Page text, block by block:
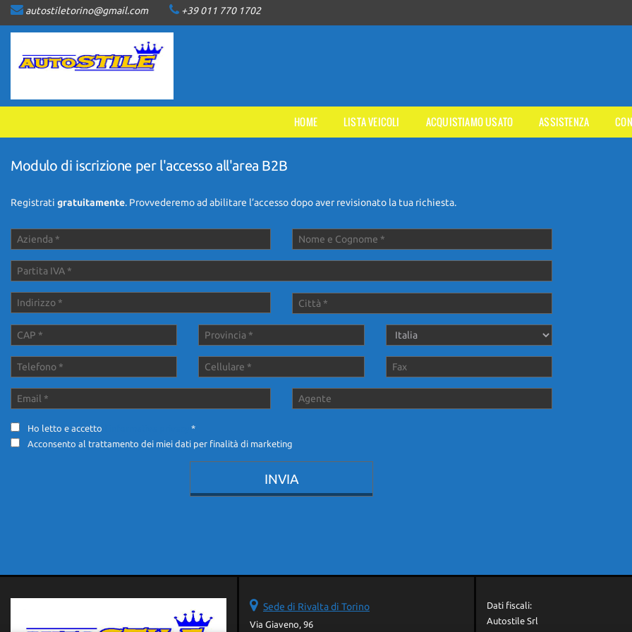
HOME
LISTA VEICOLI
ACQUISTIAMO USATO
NEWS
AREA COMMERCIANTI
autostiletorino@gmail.com +39 011 770 1702
HOME LISTA VEICOLI ACQUISTIAMO USATO ASSISTENZA
Modulo di iscrizione per l'accesso all'area B2B
Registrati gratuitamente. Provvederemo ad abilitare l’accesso dopo aver revisionato la tua richiesta.
Ho letto e accetto
*
Acconsento al trattamento dei miei dati per finalità di marketing
Sede di Rivalta di Torino
Via Giaveno, 96
Dati fiscali:
Autostile Srl